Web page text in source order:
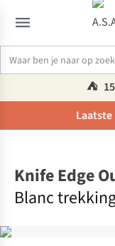
⛺️
Laatste
Knife Edge
Blanc